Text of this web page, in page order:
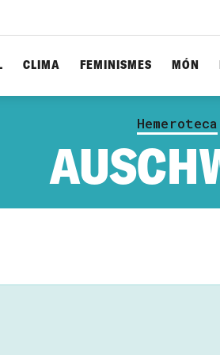
CLIMA FEMINISMES MÓN
Hemeroteca